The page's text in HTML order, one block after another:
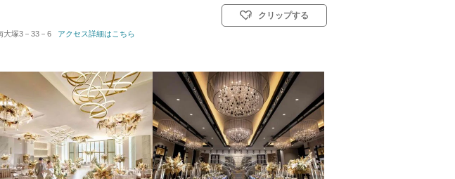
挙式スタイル: 教会式(キリスト教式)／神前式／人前式／仏前式
大塚3－33－6 アクセス詳細はこちら
クリップする